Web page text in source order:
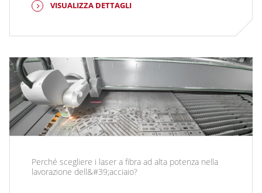
VISUALIZZA DETTAGLI
Perché scegliere i laser a fibra ad alta potenza nella
lavorazione dell&#39;acciaio?